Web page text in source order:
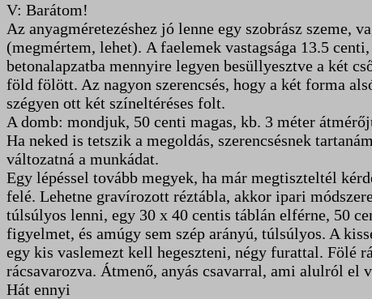
V: Barátom!
Az anyagméretezéshez jó lenne egy szobrász
(megmértem, lehet). A faelemek vastagsága 13.5
betonalapzatba mennyire legyen besüllyesztve a két
föld fölött. Az nagyon szerencsés, hogy a két forma
szégyen ott két színeltéréses folt.
A domb: mondjuk, 50 centi magas, kb. 3 méter
Ha neked is tetszik a megoldás, szerencsésnek
változatná a munkádat.
Egy lépéssel tovább megyek, ha már megtiszteltél
felé. Lehetne gravírozott réztábla, akkor ipari
túlsúlyos lenni, egy 30 x 40 centis táblán elférne, 50
figyelmet, és amúgy sem szép arányú, túlsúlyos. A
egy kis vaslemezt kell hegeszteni, négy furattal. Fölé
rácsavarozva. Átmenő, anyás csavarral, ami alulról el
Hát ennyi